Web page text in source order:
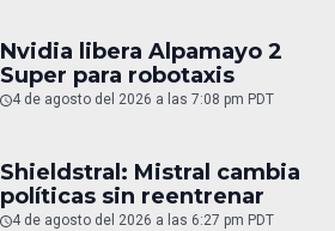
Nvidia libera Alpamayo 2
Super para robotaxis
4 de agosto del 2026 a las 7:08 pm PDT
Shieldstral: Mistral cambia
políticas sin reentrenar
4 de agosto del 2026 a las 6:27 pm PDT